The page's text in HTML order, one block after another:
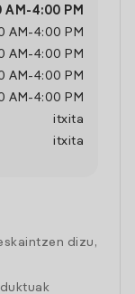
AM -4:00 PM
AM -4:00 PM
AM -4:00 PM
AM -4:00 PM
AM -4:00 PM
itxita
itxita
dizu,